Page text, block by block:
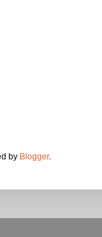
by Blogger.